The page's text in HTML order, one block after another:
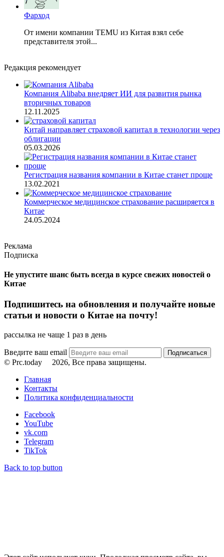
Фарход
От имени компании TEMU из Китая взял себе
представителя этой...
Редакция рекомендует
Компания Alibaba внедряет ИИ для развития рынка
вторичных товаров
12.11.2025
Китай направляет страховой капитал в технологии через
облигации
05.03.2026
Регистрация названия компании в Китае станет проще
13.02.2021
Коммерческое медицинское страхование расширяется в
Китае
24.05.2024
Реклама
Подписка
Не упустите шанс быть всегда в курсе свежих новостей о
Китае
Подпишитесь на обновления и получайте новые
статьи и новости о Китае на почту!
рассылка не чаще 1 раз в день
Введите ваш email
© Prc.today
2026, Все права защищены.
Главная
Контакты
Политика конфиденциальности
Facebook
YouTube
vk.com
Telegram
TikTok
Back to top button